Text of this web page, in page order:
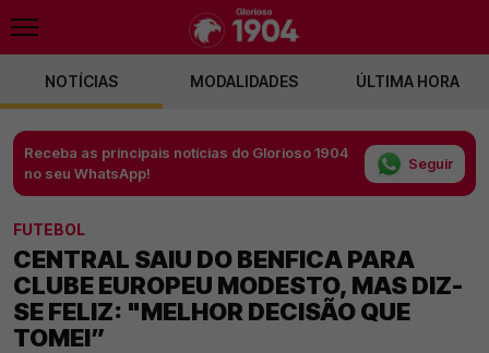
NOTÍCIAS MODALIDADES ÚLTIMA HORA
Receba as principais notícias do Glorioso 1904
no seu WhatsApp!
Seguir
FUTEBOL
CENTRAL SAIU DO BENFICA PARA
CLUBE EUROPEU MODESTO, MAS DIZ-
SE FELIZ: "MELHOR DECISÃO QUE
TOMEI”